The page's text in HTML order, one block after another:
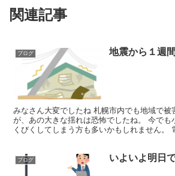
関連記事
ブログ 地震から１週間
みなさん大変でしたね 札幌市内でも地域で被
が、あの大きな揺れは恐怖でしたね。 今でも
くびくしてしまう方も多いかもしれません。
ブログ いよいよ明日